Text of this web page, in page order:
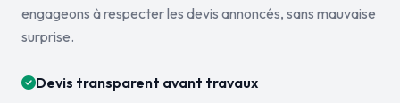
engageons à respecter les devis annoncés, sans mauvaise
surprise.
Devis transparent avant travaux